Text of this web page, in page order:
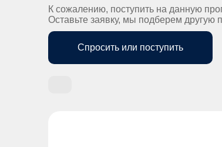
К сожалению, поступить на данную
Оставьте заявку, мы подберем другую
Спросить или поступить